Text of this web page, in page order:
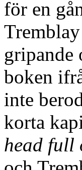
för en
gripande
boken
inte
korta
head full